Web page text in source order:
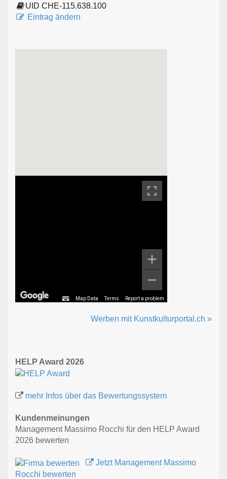
UID CHE-115.638.100
Eintrag ändern
Map Data Terms Report a problem
Werben mit Kunstkulturportal.ch »
HELP Award 2026
mehr Infos über das Bewertungssystem
Kundenmeinungen
Management Massimo Rocchi für den HELP Award
2026 bewerten
Jetzt Management Massimo
Rocchi bewerten